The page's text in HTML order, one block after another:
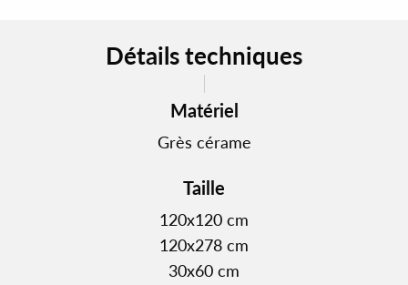
Détails techniques
Matériel
Grès cérame
Taille
120x120 cm
120x278 cm
30x60 cm